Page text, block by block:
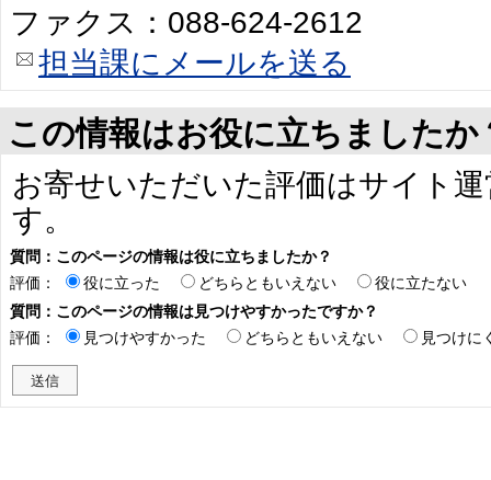
ファクス：088-624-2612
担当課にメールを送る
この情報はお役に立ちましたか
お寄せいただいた評価はサイト
す。
質問：このページの情報は役に立ちましたか？
評価：
役に立った どちらともいえない
役に立たない
質問：このページの情報は見つけやすかったですか？
評価：
見つけやすかった どちらともいえない 見つけに